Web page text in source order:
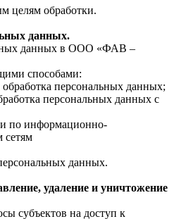
целям обработки.
данных.
данных в ООО «ФАВ –
способами:
персональных данных;
персональных данных с
по информационно-
сетям
данных.
удаление и уничтожение
субъектов на доступ к